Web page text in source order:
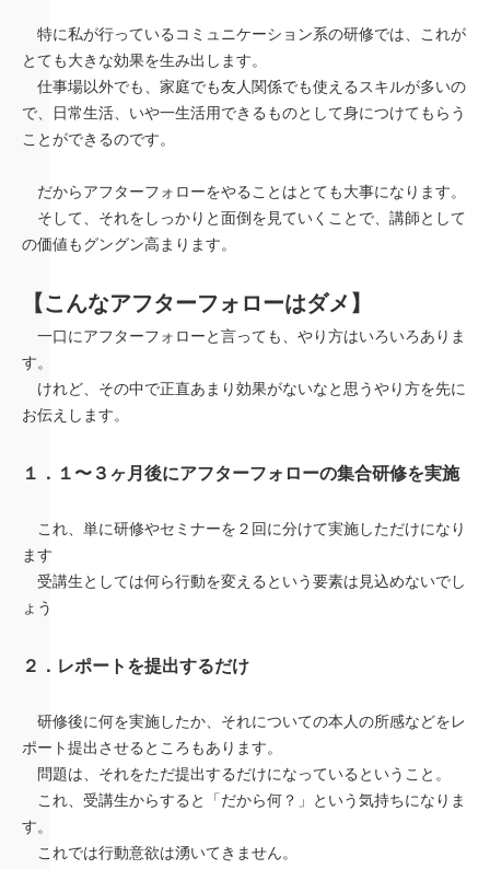
特に私が行っているコミュニケーション系の研修では、これが
とても大きな効果を生み出します。
仕事場以外でも、家庭でも友人関係でも使えるスキルが多いの
で、日常生活、いや一生活用できるものとして身につけてもらう
ことができるのです。
だからアフターフォローをやることはとても大事になります。
そして、それをしっかりと面倒を見ていくことで、講師として
の価値もグングン高まります。
【こんなアフターフォローはダメ】
一口にアフターフォローと言っても、やり方はいろいろありま
す。
けれど、その中で正直あまり効果がないなと思うやり方を先に
お伝えします。
１．１〜３ヶ月後にアフターフォローの集合研修を実施
これ、単に研修やセミナーを２回に分けて実施しただけになり
ます
受講生としては何ら行動を変えるという要素は見込めないでし
ょう
２．レポートを提出するだけ
研修後に何を実施したか、それについての本人の所感などをレ
ポート提出させるところもあります。
問題は、それをただ提出するだけになっているということ。
これ、受講生からすると「だから何？」という気持ちになりま
す。
これでは行動意欲は湧いてきません。